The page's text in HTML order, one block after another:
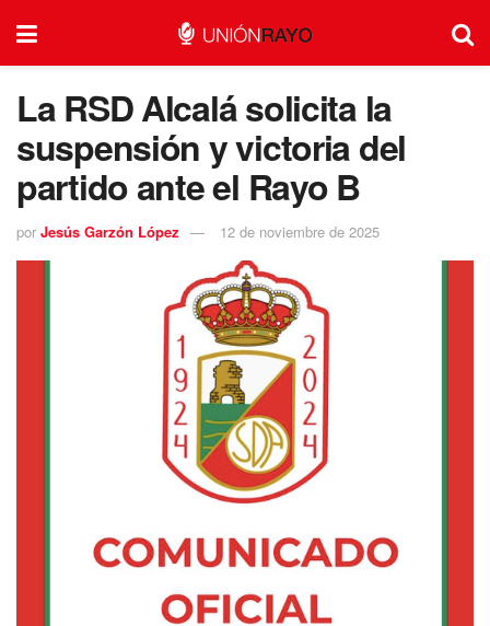
La RSD Alcalá solicita la
suspensión y victoria del
partido ante el Rayo B
por Jesús Garzón López 12 de noviembre de 2025